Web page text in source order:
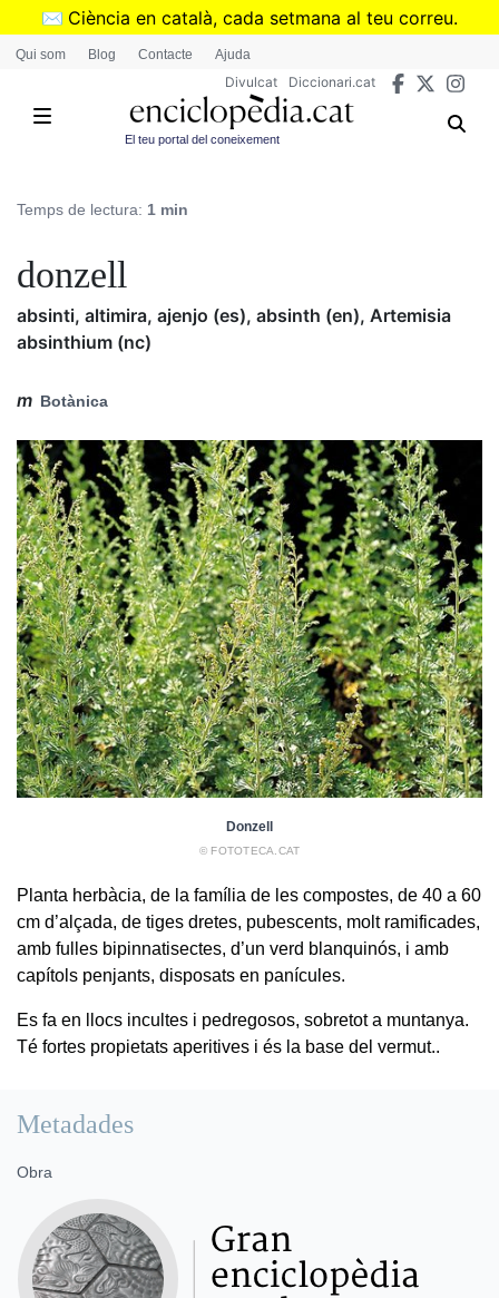
Vés
✉️ Ciència en català, cada setmana al teu correu.
➜Subscriu-te al butlletí de Divulcat
Qui som Blog Contacte Ajuda
Divulcat Diccionari.cat
El teu portal del coneixement
Temps de lectura: 1 min
donzell
absinti, altimira, ajenjo (es), absinth (en), Artemisia
absinthium (nc)
m Botànica
Donzell
© FOTOTECA.CAT
Planta herbàcia, de la família de les compostes, de 40 a 60
cm d’alçada, de tiges dretes, pubescents, molt ramificades,
amb fulles bipinnatisectes, d’un verd blanquinós, i amb
capítols penjants, disposats en panícules.
Es fa en llocs incultes i pedregosos, sobretot a muntanya.
Té fortes propietats aperitives i és la base del vermut..
Metadades
Obra